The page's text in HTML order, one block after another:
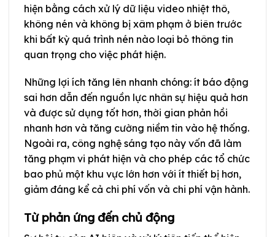
hiện bằng cách xử lý dữ liệu video nhiệt thô,
không nén và không bị xâm phạm ở biên trước
khi bất kỳ quá trình nén nào loại bỏ thông tin
quan trọng cho việc phát hiện.
Những lợi ích tăng lên nhanh chóng: ít báo động
sai hơn dẫn đến nguồn lực nhân sự hiệu quả hơn
và được sử dụng tốt hơn, thời gian phản hồi
nhanh hơn và tăng cường niềm tin vào hệ thống.
Ngoài ra, công nghệ sáng tạo này vốn đã làm
tăng phạm vi phát hiện và cho phép các tổ chức
bao phủ một khu vực lớn hơn với ít thiết bị hơn,
giảm đáng kể cả chi phí vốn và chi phí vận hành.
Từ phản ứng đến chủ động